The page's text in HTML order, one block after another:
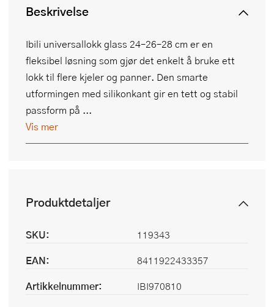
Beskrivelse
Ibili universallokk glass 24–26–28 cm er en
fleksibel løsning som gjør det enkelt å bruke ett
lokk til flere kjeler og panner. Den smarte
utformingen med silikonkant gir en tett og stabil
passform på ...
Vis mer
Produktdetaljer
SKU:
119343
EAN:
8411922433357
Artikkelnummer:
IBI970810